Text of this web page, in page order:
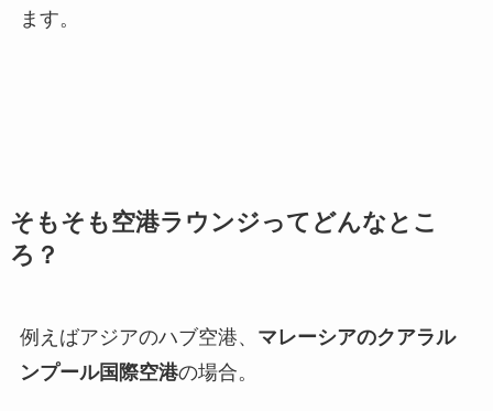
ます。
そもそも空港ラウンジってどんなとこ
ろ？
例えばアジアのハブ空港、 マレーシアのクアラル
ンプール国際空港の場合。